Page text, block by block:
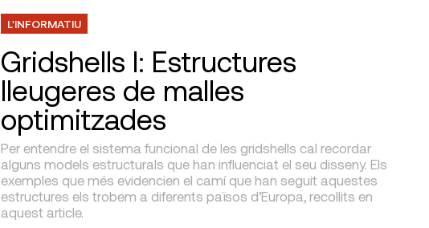
L'INFORMATIU
Gridshells I: Estructures
lleugeres de malles
optimitzades
Per entendre el sistema funcional de les gridshells cal recordar
alguns models estructurals que han influenciat el seu disseny. Els
exemples que més evidencien el camí que han seguit aquestes
estructures els trobem a diferents països d’Europa, recollits en
aquest article.